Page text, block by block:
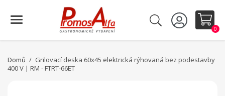
0
Domů
Grilovací deska 60x45 elektrická rýhovaná bez podestavby
400 V | RM - FTRT-66ET